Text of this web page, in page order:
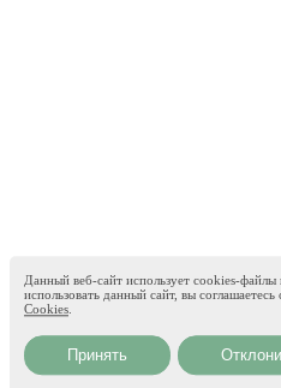
Данный веб-сайт использует cookies-
использовать данный сайт, вы
Cookies
Принять